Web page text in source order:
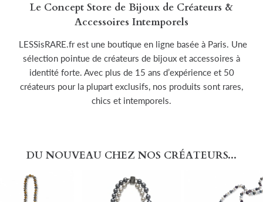
Le Concept Store de Bijoux de Créateurs &
Accessoires Intemporels
LESSisRARE.fr est une boutique en ligne basée à Paris. Une
sélection pointue de créateurs de bijoux et accessoires à
identité forte. Avec plus de 15 ans d’expérience et 50
créateurs pour la plupart exclusifs, nos produits sont rares,
chics et intemporels.
DU NOUVEAU CHEZ NOS CRÉATEURS...